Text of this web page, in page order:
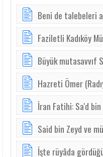
Beni de talebeleri
Faziletli Kadıköy
Büyük mutasavvıf
Hazreti Ömer
İran Fatihi: Sa'd bin
Said bin Zeyd ve
İşte rüyâda